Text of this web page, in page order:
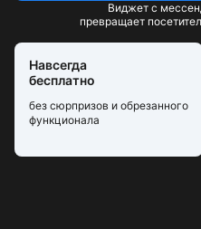
Виджет с
превращает
Навсегда
бесплатно
без сюрпризов и обрезанного
функционала